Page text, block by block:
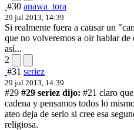
#30 anawa_tora
29 jul 2013, 14:39
Si realmente fuera a causar un
que no volveremos a oir hablar de
así...
2
#31 seriez
29 jul 2013, 14:39
#29 #29 seriez dijo: #21 claro
cadena y pensamos todos lo
ateo deja de serlo si cree esa
religiosa.